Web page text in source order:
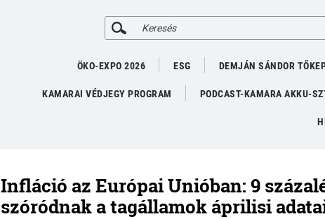
ÖKO-EXPO 2026 ESG DEMJÁN SÁNDOR
KAMARAI VÉDJEGY PROGRAM PODCAST-KAMARA AKKU-
Infláció az Európai Unióban: 9
szóródnak a tagállamok áprilisi